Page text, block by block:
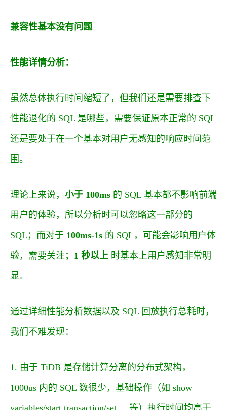
兼容性基本没有问题
性能详情分析：
虽然总体执行时间缩短了，但我们还是需要排查下
性能退化的 SQL 是哪些，需要保证原本正常的 SQL
还是要处于在一个基本对用户无感知的响应时间范
围。
理论上来说， 小于 100ms 的 SQL 基本都不影响前端
用户的体验，所以分析时可以忽略这一部分的
SQL；而对于 100ms-1s 的 SQL，可能会影响用户体
验，需要关注； 1 秒以上 时基本上用户感知非常明
显。
通过详细性能分析数据以及 SQL 回放执行总耗时，
我们不难发现：
1. 由于 TiDB 是存储计算分离的分布式架构，
1000us 内的 SQL 数很少，基础操作（如 show
variables/start transaction/set ... 等）执行时间均高于